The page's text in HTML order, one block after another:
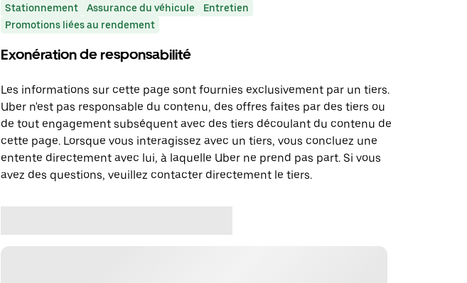
Stationnement Assurance du véhicule
Entretien
Promotions liées au rendement
Exonération de responsabilité
Les informations sur cette page sont fournies exclusivement par un tiers.
Uber n'est pas responsable du contenu, des offres faites par des tiers ou
de tout engagement subséquent avec des tiers découlant du contenu de
cette page. Lorsque vous interagissez avec un tiers, vous concluez une
entente directement avec lui, à laquelle Uber ne prend pas part. Si vous
avez des questions, veuillez contacter directement le tiers.